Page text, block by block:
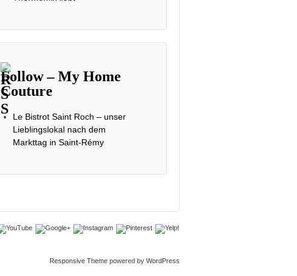
Follow – My Home
Couture
Le Bistrot Saint Roch – unser
Lieblingslokal nach dem
Markttag in Saint-Rémy
Responsive Themepowered by WordPress